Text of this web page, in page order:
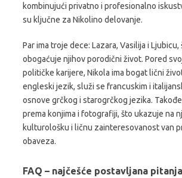
kombinujući privatno i profesionalno
su ključne za Nikolino delovanje.
Par ima troje dece: Lazara, Vasilija i
obogaćuje njihov porodični život. Pored
političke karijere, Nikola ima bogat lični
engleski jezik, služi se francuskim i
osnove grčkog i starogrčkog jezika.
prema konjima i fotografiji, što ukazuje na
kulturološku i ličnu zainteresovanost van
obaveza.
FAQ – najčešće postavljana pitanja